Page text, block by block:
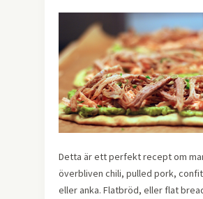
Detta är ett perfekt recept om
överbliven chili, pulled pork,
eller anka. Flatbröd, eller flat